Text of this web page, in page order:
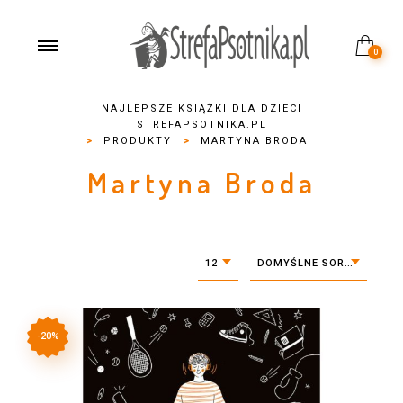
0
NAJLEPSZE KSIĄŻKI DLA DZIECI
STREFAPSOTNIKA.PL
>
PRODUKTY > MARTYNA BRODA
Martyna Broda
12 DOMYŚLNE SORTOWANIE
-20%